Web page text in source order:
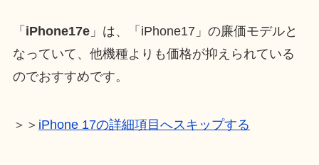
「 iPhone17e」は、「iPhone17」の廉価モデルと
なっていて、他機種よりも価格が抑えられている
のでおすすめです。
＞＞ iPhone 17の詳細項目へスキップする